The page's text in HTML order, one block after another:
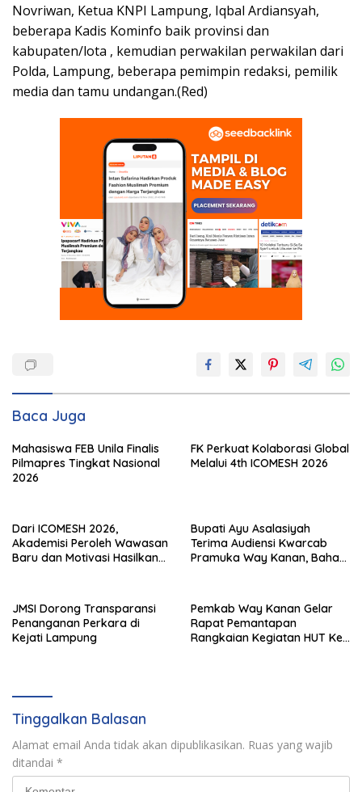
Novriwan, Ketua KNPI Lampung, Iqbal Ardiansyah,
beberapa Kadis Kominfo baik provinsi dan
kabupaten/lota , kemudian perwakilan perwakilan dari
Polda, Lampung, beberapa pemimpin redaksi, pemilik
media dan tamu undangan.(Red)
Baca Juga
Mahasiswa FEB Unila Finalis
Pilmapres Tingkat Nasional
2026
FK Perkuat Kolaborasi Global
Melalui 4th ICOMESH 2026
Dari ICOMESH 2026,
Akademisi Peroleh Wawasan
Baru dan Motivasi Hasilkan
Bupati Ayu Asalasiyah
Terima Audiensi Kwarcab
Pramuka Way Kanan, Bahas
JMSI Dorong Transparansi
Penanganan Perkara di
Kejati Lampung
Pemkab Way Kanan Gelar
Rapat Pemantapan
Rangkaian Kegiatan HUT Ke-
Tinggalkan Balasan
Alamat email Anda tidak akan dipublikasikan. Ruas yang wajib
ditandai *